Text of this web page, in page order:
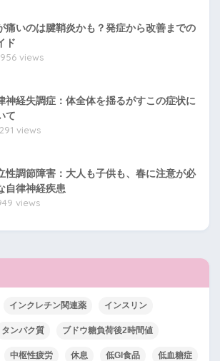
痛いのは腱鞘炎かも？発症から改善までの
ド
views
神経失調症：体全体を揺るがすこの症状に
て
views
性調節障害：大人も子供も、春に注意が必
自律神経疾患
views
インクレチン関連薬 インスリン
タンパク質 ブドウ糖負荷後2時間値
中枢性疲労 休息 低GI食品 低血糖症